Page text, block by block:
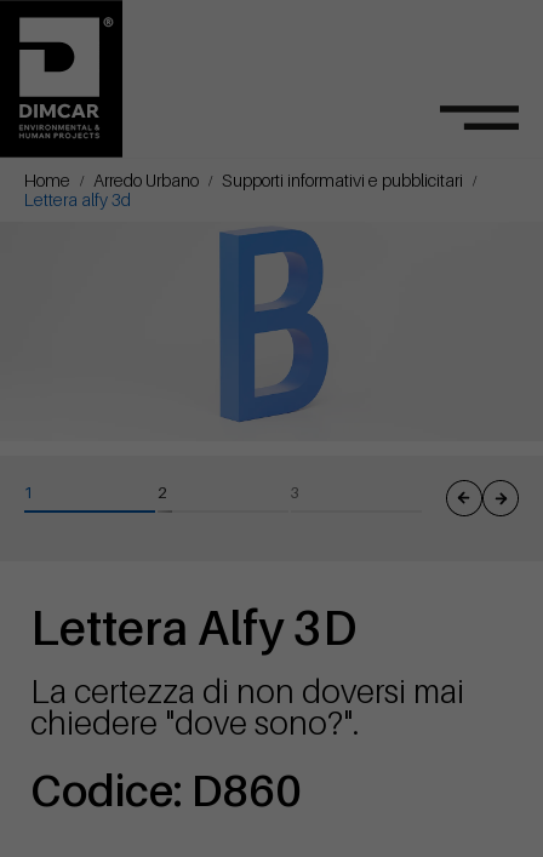
Home Arredo Urbano
Supporti informativi e pubblicitari
Lettera alfy 3d
Lettera Alfy 3D
La certezza di non doversi mai
chiedere "dove sono?".
Codice: D860